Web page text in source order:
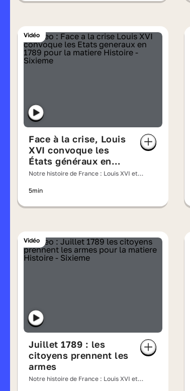
Vidéo
Face à la crise, Louis
XVI convoque les
États généraux en
1789
Notre histoire de France : Louis XVI et
5min
Vidéo
Juillet 1789 : les
citoyens prennent les
armes
Notre histoire de France : Louis XVI et